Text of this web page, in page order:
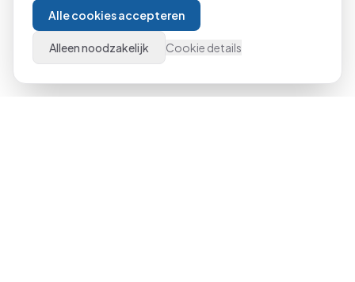
Alle cookies accepteren
Alleen noodzakelijk Cookie details